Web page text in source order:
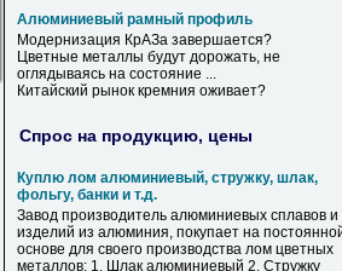
Алюминиевый рамный профиль
Модернизация КрАЗа завершается?
Цветные металлы будут дорожать, не
оглядываясь на состояние ...
Китайский рынок кремния оживает?
Спрос на продукцию, цены
Куплю лом алюминиевый, стружку, шлак,
фольгу, банки и т.д.
Завод производитель алюминиевых сплавов и
изделий из алюминия, покупает на
основе для своего производства лом цветных
металлов: 1. Шлак алюминиевый 2. Стружку